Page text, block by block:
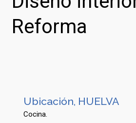
Reforma
Ubicación, HUELVA
Cocina.